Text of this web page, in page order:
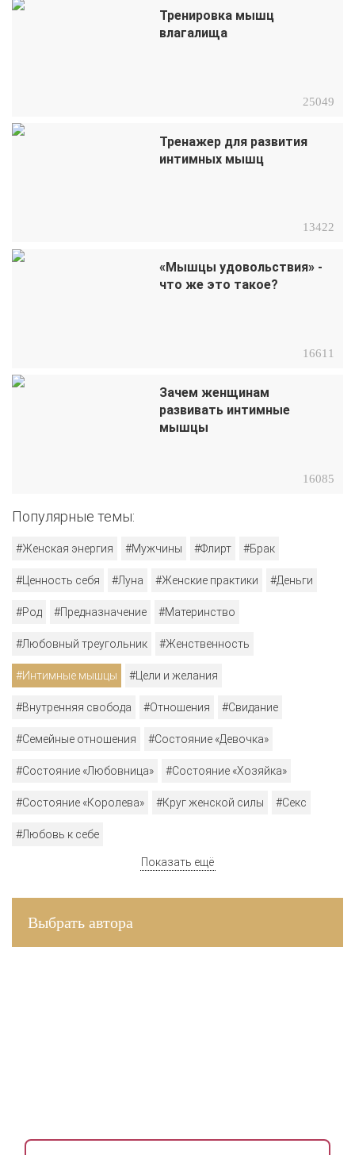
Тренировка мышц
влагалища
25049
Тренажер для развития
интимных мышц
13422
«Мышцы удовольствия» -
что же это такое?
16611
Зачем женщинам
развивать интимные
мышцы
16085
Популярные темы:
#Женская энергия #Мужчины #Флирт #Брак
#Ценность себя #Луна #Женские практики #Деньги
#Род #Предназначение #Материнство
#Любовный треугольник #Женственность
#Интимные мышцы #Цели и желания
#Внутренняя свобода #Отношения #Свидание
#Семейные отношения #Состояние «Девочка»
#Состояние «Любовница» #Состояние «Хозяйка»
#Состояние «Королева» #Круг женской силы #Секс
#Любовь к себе
Показать ещё
Выбрать автора